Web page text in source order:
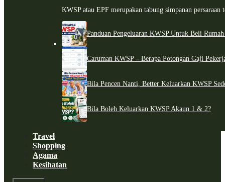
KWSP atau EPF merupakan tabung simpanan persaraan
Panduan Pengeluaran KWSP Untuk Beli
Caruman KWSP – Berapa Potongan Gaji
Bila Pencen Nanti, Better Keluarkan KWSP
Bila Boleh Keluarkan KWSP Akaun 1 & 2?
Travel
Shopping
Agama
Kesihatan